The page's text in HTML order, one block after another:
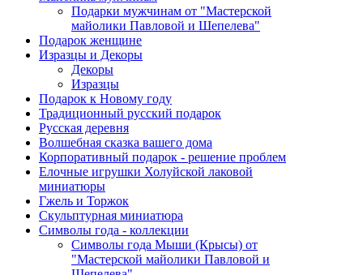
Подарки мужчинам от "Мастерской
майолики Павловой и Шепелева"
Подарок женщине
Изразцы и Декоры
Декоры
Изразцы
Подарок к Новому году
Традиционный русский подарок
Русская деревня
Волшебная сказка вашего дома
Корпоративный подарок - решение проблем
Елочные игрушки Холуйской лаковой
миниатюры
Гжель и Торжок
Скульптурная миниатюра
Символы года - коллекции
Символы года Мыши (Крысы) от
"Мастерской майолики Павловой и